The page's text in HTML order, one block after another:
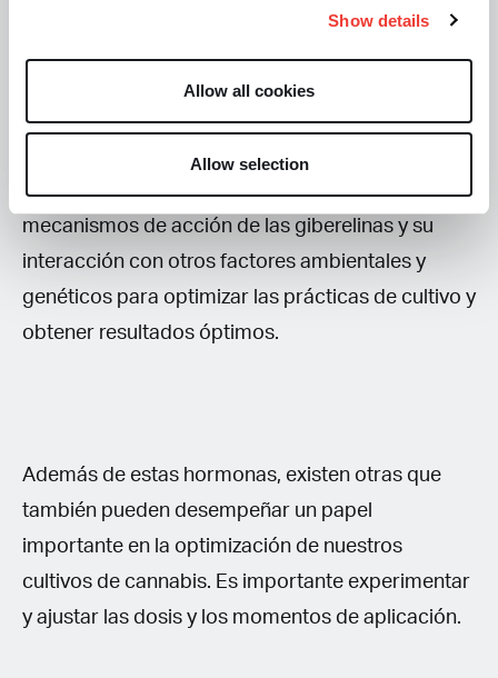
Show details
Allow all cookies
Allow selection
aspectos del crecimiento y desarrollo de la planta.
elongación del tallo, la expansión de las hojas y la
inducción floral, lo que puede tener un impacto
significativo en el rendimiento y la calidad del
cultivo. Es importante comprender los
mecanismos de acción de las giberelinas y su
interacción con otros factores ambientales y
genéticos para optimizar las prácticas de cultivo y
obtener resultados óptimos.
Además de estas hormonas, existen otras que
también pueden desempeñar un papel
importante en la optimización de nuestros
cultivos de cannabis. Es importante experimentar
y ajustar las dosis y los momentos de aplicación.